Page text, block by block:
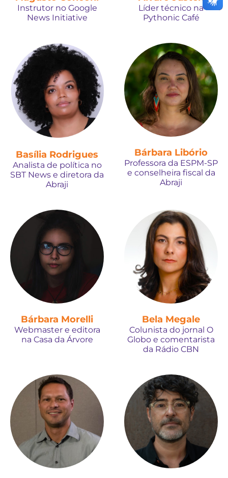
Instrutor no Google
News Initiative
Líder técnico na
Pythonic Café
Basília Rodrigues
Analista de política no
SBT News e diretora da
Abraji
Bárbara Libório
Professora da ESPM-SP
e conselheira fiscal da
Abraji
Bárbara Morelli
Webmaster e editora
na Casa da Árvore
Bela Megale
Colunista do jornal O
Globo e comentarista
da Rádio CBN